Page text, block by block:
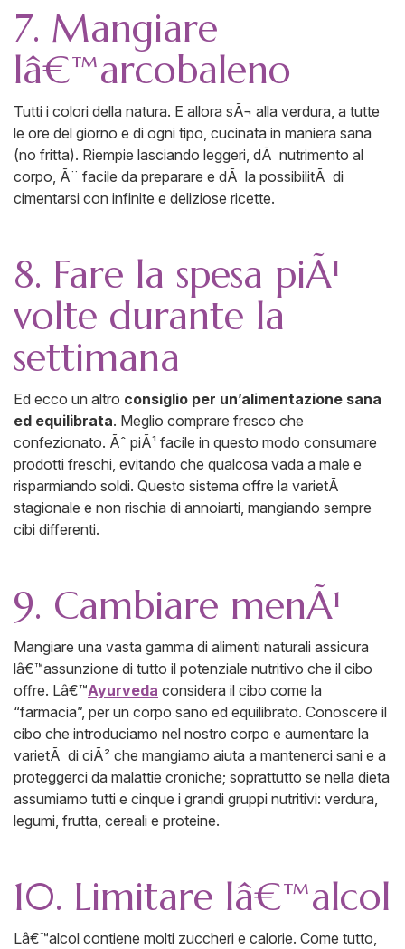
7. Mangiare
lâ€™arcobaleno
Tutti i colori della natura. E allora sÃ¬ alla verdura, a tutte
le ore del giorno e di ogni tipo, cucinata in maniera sana
(no fritta). Riempie lasciando leggeri, dÃ nutrimento al
corpo, Ã¨ facile da preparare e dÃ la possibilitÃ di
cimentarsi con infinite e deliziose ricette.
8. Fare la spesa piÃ¹
volte durante la
settimana
Ed ecco un altro consiglio per un’alimentazione sana
ed equilibrata. Meglio comprare fresco che
confezionato. Ãˆ piÃ¹ facile in questo modo consumare
prodotti freschi, evitando che qualcosa vada a male e
risparmiando soldi. Questo sistema offre la varietÃ
stagionale e non rischia di annoiarti, mangiando sempre
cibi differenti.
9. Cambiare menÃ¹
Mangiare una vasta gamma di alimenti naturali assicura
lâ€™assunzione di tutto il potenziale nutritivo che il cibo
offre. Lâ€™Ayurveda considera il cibo come la
“farmacia”, per un corpo sano ed equilibrato. Conoscere il
cibo che introduciamo nel nostro corpo e aumentare la
varietÃ di ciÃ² che mangiamo aiuta a mantenerci sani e a
proteggerci da malattie croniche; soprattutto se nella dieta
assumiamo tutti e cinque i grandi gruppi nutritivi: verdura,
legumi, frutta, cereali e proteine.
10. Limitare lâ€™alcol
Lâ€™alcol contiene molti zuccheri e calorie. Come tutto,